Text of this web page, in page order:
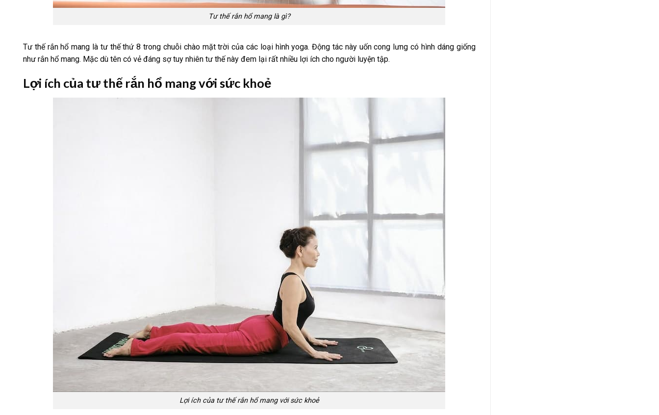
Tư thế rắn hổ mang là gì?
Tư thế rắn hổ mang là tư thế thứ 8 trong chuỗi chào mặt trời của các loại hình yoga. Động tác này uốn cong lưng có hình dáng giống
như rắn hổ mang. Mặc dù tên có vẻ đáng sợ tuy nhiên tư thế này đem lại rất nhiều lợi ích cho người luyện tập.
Lợi ích của tư thế rắn hổ mang với sức khoẻ
Lợi ích của tư thế rắn hổ mang với sức khoẻ